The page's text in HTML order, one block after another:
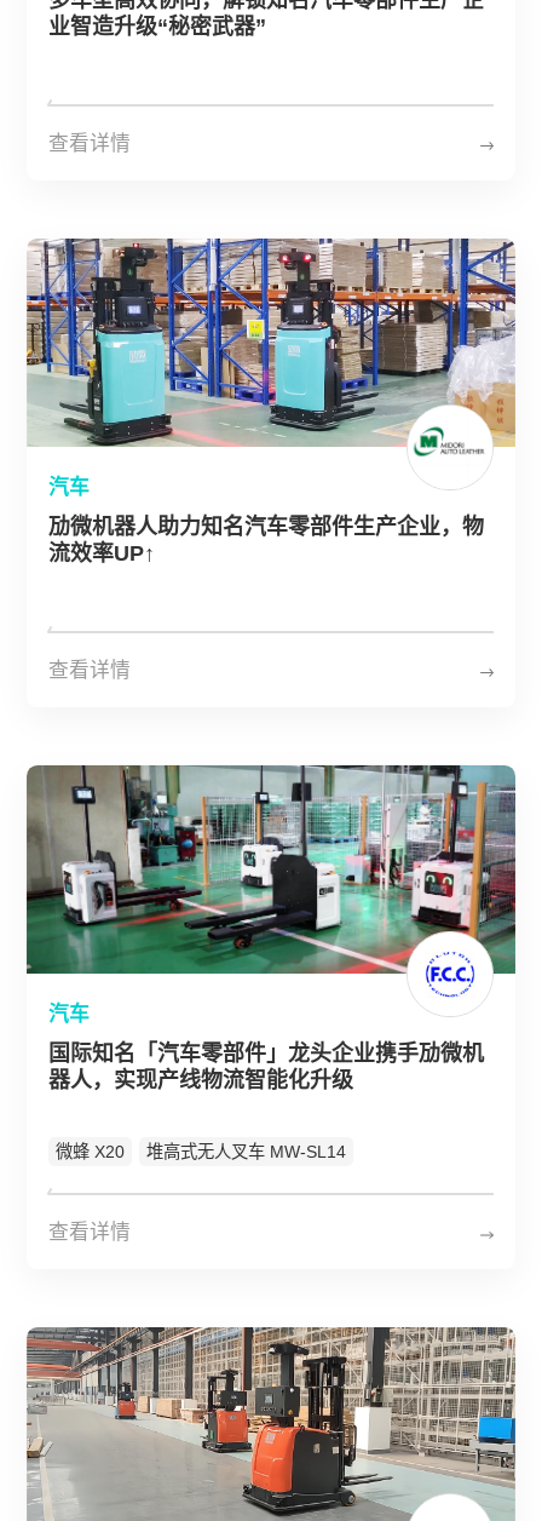
业智造升级“秘密武器”
查看详情
汽车
劢微机器人助力知名汽车零部件生产企业，物
流效率UP↑
查看详情
汽车
国际知名「汽车零部件」龙头企业携手劢微机
器人，实现产线物流智能化升级
微蜂 X20 堆高式无人叉车 MW-SL14
查看详情